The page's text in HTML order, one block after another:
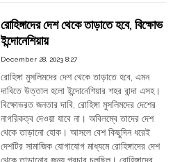
woman
from
Khyber
Pakhtunkhwa"
রোহিঙ্গাদের দেশ থেকে তাড়াতে হবে, বিক্ষোভ
ইন্দোনেশিয়ায়
December 28, 2023 8:27
রোহিঙ্গা মুসলিমদের দেশ থেকে তাড়াতে হবে, এমন
দাবিতে উত্তাল হলো ইন্দোনেশিয়ার শহর বান্দা এসহ।
বিক্ষোভরত জনতার দাবি, রোহিঙ্গা মুসলিমদের দেশের
নাগরিকত্ব দেওয়া যাবে না। অবিলম্বে তাদের দেশ
থেকে তাড়ানো হোক। আসলে বেশ কিছুদিন ধরেই
দেশটির সামাজিক যোগাযোগ মাধ্যমে রোহিঙ্গাদের দেশ